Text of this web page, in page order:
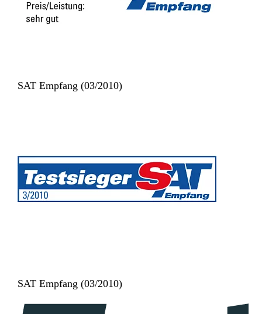
SAT Empfang (03/2010)
SAT Empfang (03/2010)